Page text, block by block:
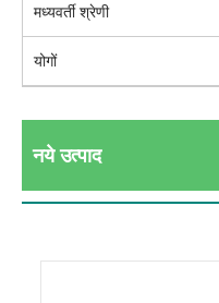
मध्यवर्ती श्रेणी
योगों
नये उत्पाद